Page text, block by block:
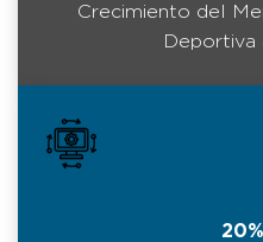
Crecimiento del
Deportiva